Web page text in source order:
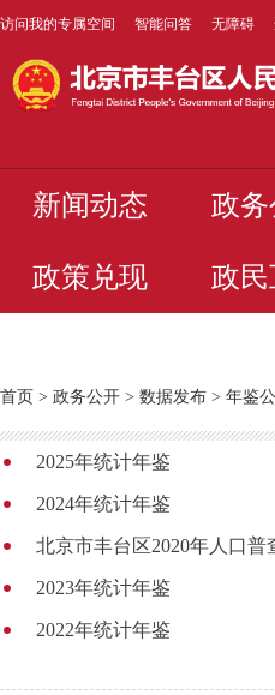
访问我的专属空间 智能问答 无障碍
新闻动态 政务
政策兑现 政民
首页 > 政务公开 > 数据发布 > 年鉴
2025年统计年鉴
2024年统计年鉴
2023年统计年鉴
2022年统计年鉴